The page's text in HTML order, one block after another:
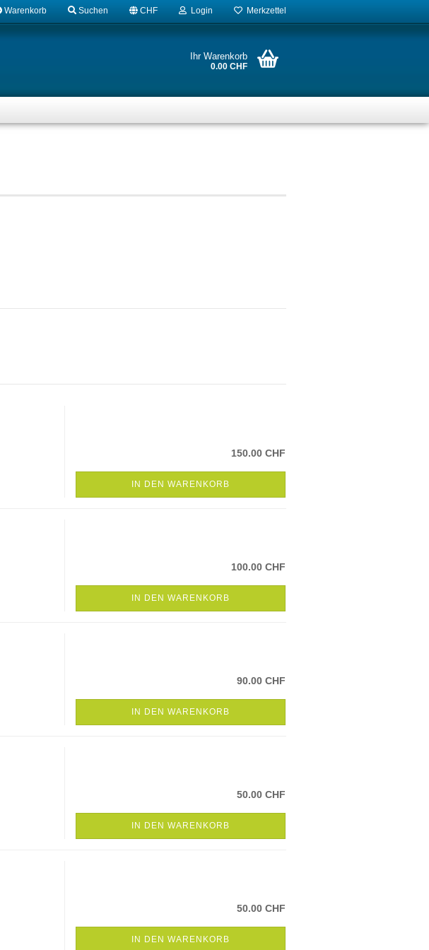
Warenkorb Suchen CHF Login Merkzettel
Ihr Warenkorb
0.00 CHF
150.00 CHF
IN DEN WARENKORB
100.00 CHF
IN DEN WARENKORB
90.00 CHF
IN DEN WARENKORB
50.00 CHF
IN DEN WARENKORB
50.00 CHF
IN DEN WARENKORB